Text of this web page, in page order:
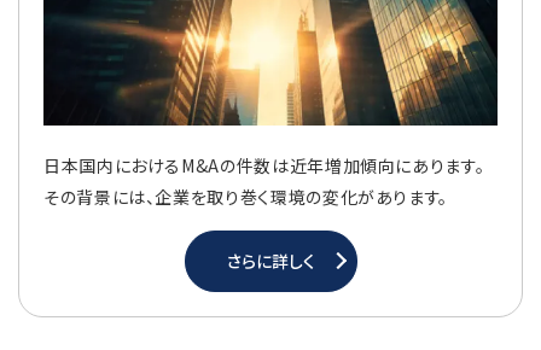
日本国内におけるM&Aの件数は近年増加傾向にあります。
その背景には、企業を取り巻く環境の変化があります。
さらに詳しく